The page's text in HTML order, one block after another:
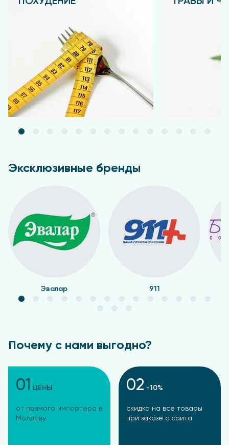
Эксклюзивные бренды
Эвалар 911
Почему с нами выгодно?
01 ЦЕНЫ
от прямого импортера в
Молдову
02 -10%
скидка на все товары
при заказе с сайта